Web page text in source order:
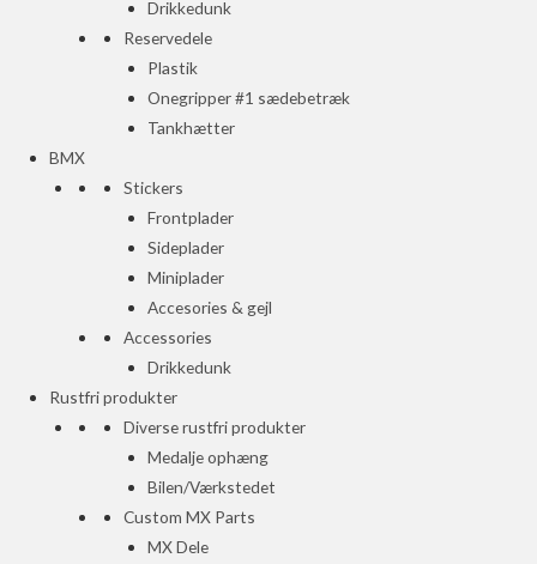
Drikkedunk
Reservedele
Plastik
Onegripper #1 sædebetræk
Tankhætter
BMX
Stickers
Frontplader
Sideplader
Miniplader
Accesories & gejl
Accessories
Drikkedunk
Rustfri produkter
Diverse rustfri produkter
Medalje ophæng
Bilen/Værkstedet
Custom MX Parts
MX Dele